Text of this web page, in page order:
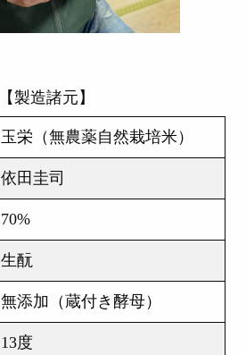
【製造諸元】
玉栄（無農薬自然栽培米）
依田圭司
70%
生酛
無添加（蔵付き酵母）
13度